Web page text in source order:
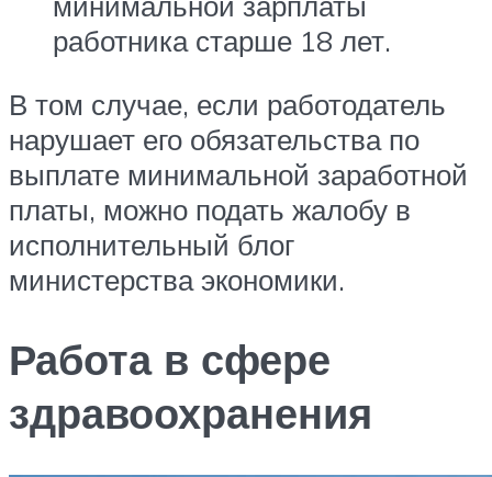
работника старше 18 лет.
В том случае, если работодатель
нарушает его обязательства по
выплате минимальной заработной
платы, можно подать жалобу в
исполнительный блог
министерства экономики.
Работа в сфере
здравоохранения